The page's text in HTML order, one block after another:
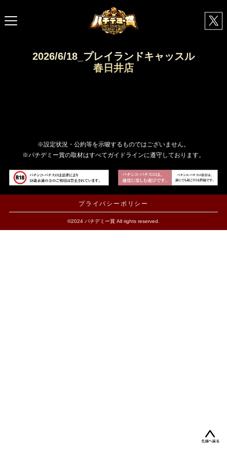
2026/6/18_プレイランドキャッスル
春日井店
※設定状況・公約等を示唆するものではございません。
※パチデミー賞の取材はすべてガイドラインに遵守しております。
プライバシーポリシー
©2024 パチデミー賞 All rights reserved.